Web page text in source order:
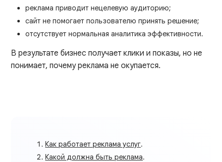
реклама приводит нецелевую аудиторию;
сайт не помогает пользователю принять решение;
отсутствует нормальная аналитика эффективности.
В результате бизнес получает клики и показы, но не
понимает, почему реклама не окупается.
Как работает реклама услуг.
Какой должна быть реклама.